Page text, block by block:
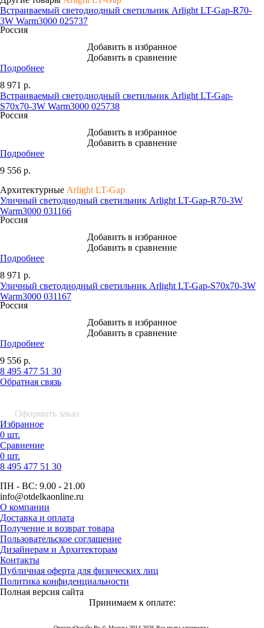
Встраиваемый светодиодный светильник Arlight LT-Gap-R70-
3W Warm3000 025737
Россия
Добавить в избранное
Добавить в сравнение
Подробнее
8 971 р.
Встраиваемый светодиодный светильник Arlight LT-Gap-
S70x70-3W Warm3000 025738
Россия
Добавить в избранное
Добавить в сравнение
Подробнее
9 556 р.
Архитектурные Arlight LT-Gap
Уличный светодиодный светильник Arlight LT-Gap-R70-3W
Warm3000 031166
Россия
Добавить в избранное
Добавить в сравнение
Подробнее
8 971 р.
Уличный светодиодный светильник Arlight LT-Gap-S70x70-3W
Warm3000 031167
Россия
Добавить в избранное
Добавить в сравнение
Подробнее
9 556 р.
8 495 477 51 30
Обратная связь
Оформить заказ
Избранное
0 шт.
Сравнение
0 шт.
8 495 477 51 30
ПН - ВС: 9.00 - 21.00
info@otdelkaonline.ru
О компании
Доставка и оплата
Получение и возврат товара
Пользовательское соглашение
Дизайнерам и Архитекторам
Контакты
Публичная оферта для физических лиц
Политика конфиденциальности
Полная версия сайта
Принимаем к оплате: